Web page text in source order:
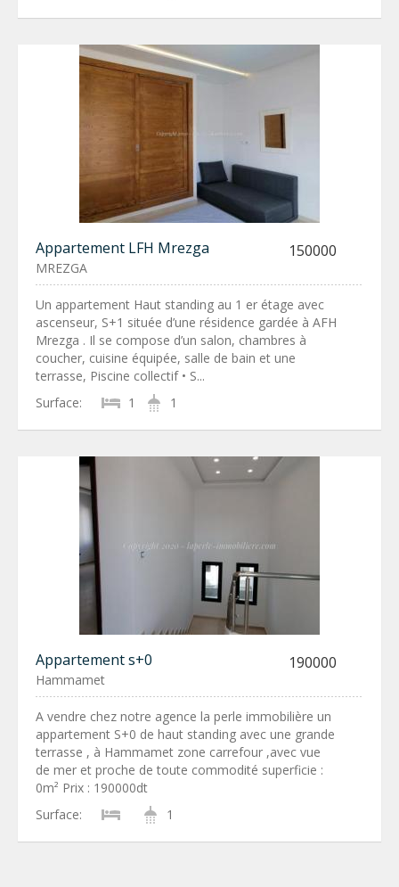
Appartement LFH Mrezga 150000
MREZGA
Un appartement Haut standing au 1 er étage avec
ascenseur, S+1 située d’une résidence gardée à AFH
Mrezga . Il se compose d’un salon, chambres à
coucher, cuisine équipée, salle de bain et une
terrasse, Piscine collectif • S...
Surface:
1 1
Appartement s+0 190000
Hammamet
A vendre chez notre agence la perle immobilière un
appartement S+0 de haut standing avec une grande
terrasse , à Hammamet zone carrefour ,avec vue
de mer et proche de toute commodité superficie :
0m² Prix : 190000dt
Surface:
1